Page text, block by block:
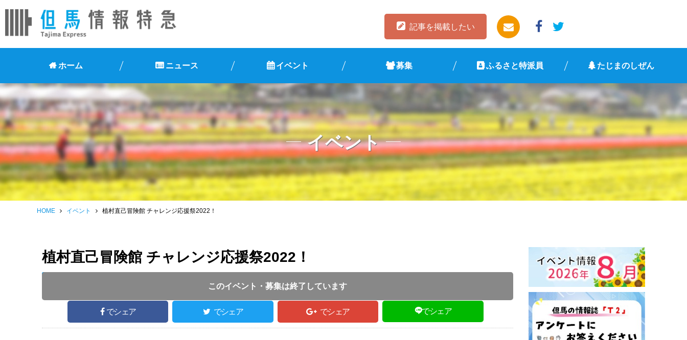
記事を掲載したい
ホーム ニュース イベント 募集 ふるさと特派員 たじまのしぜん
イベント
HOME イベント 植村直己冒険館 チャレンジ応援祭2022！
植村直己冒険館 チャレンジ応援祭2022！
このイベント・募集は終了しています
開催時間 : 10:00 ～ 15:00
でシェア でシェア でシェア でシェア